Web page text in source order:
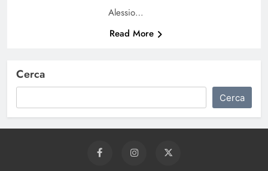
Alessio…
Read More
Cerca
Cerca